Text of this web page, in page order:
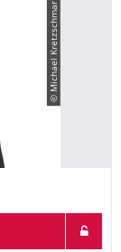
© Michael Kretzschmar